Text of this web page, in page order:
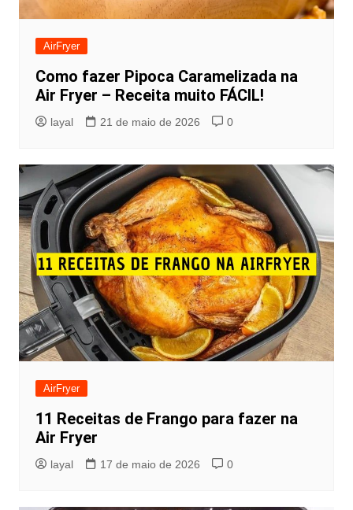
AirFryer
Como fazer Pipoca Caramelizada na
Air Fryer – Receita muito FÁCIL!
layal 21 de maio de 2026 0
AirFryer
11 Receitas de Frango para fazer na
Air Fryer
layal 17 de maio de 2026 0